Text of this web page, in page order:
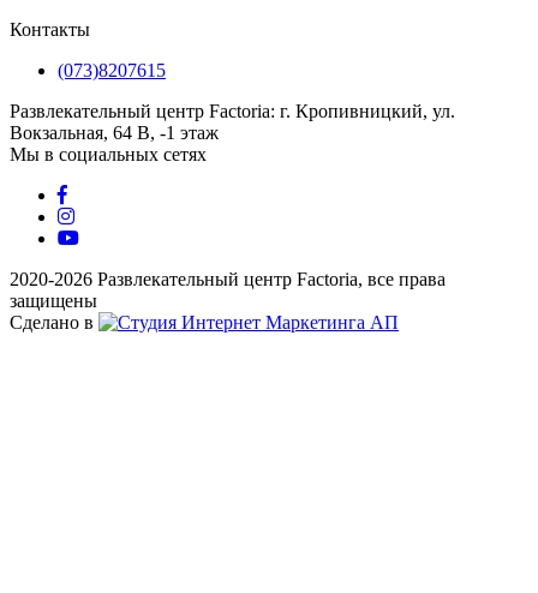
Контакты
(073)8207615
Развлекательный центр Factoria: г. Кропивницкий, ул.
Вокзальная, 64 В, -1 этаж
Мы в социальных сетях
2020-2026 Развлекательный центр Factoria, все права
защищены
Сделано в